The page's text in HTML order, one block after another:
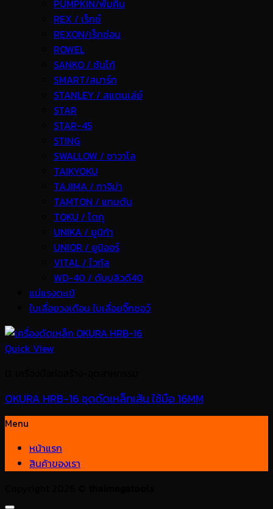
PUMPKIN/พัมคิน
REX / เร็กช์
REXON/เร็กซ่อน
ROWEL
SANKO / ซันโก้
SMART/สมาร์ท
STANLEY / สแตนเล่ย์
STAR
STAR-45
STING
SWALLOW / ซาวาโล
TAIKYOKU
TAJIMA / ทาจิม่า
TAMTON / แทมตัน
TOKU / โตกุ
UNIKA / ยูนิก้า
UNIOR / ยูนิออร์
VITAL / ไวทัล
WD-40 / ดับบลิวดี40
แม่แรงตะเข้
ใบเลื่อยวงเดือน ใบเลื่อยจิ๊กซอว์
Quick View
OKURA HRB-16 ชุดดัดเหล็กเส้น ใช้มือ 16MM
Menu
หน้าแรก
สินค้าของเรา